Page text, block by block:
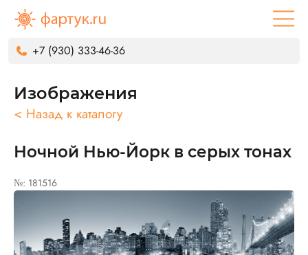
+7 (930) 333-46-36
Изображения
< Назад к каталогу
Ночной Нью-Йорк в серых тонах
№: 181516